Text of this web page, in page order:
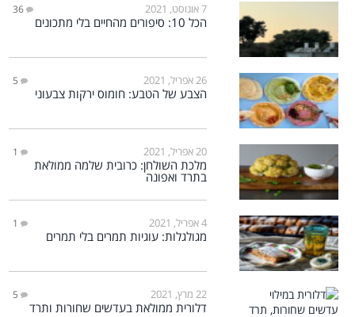
7 אוגוסט, 2021 36
הכל 10: סיפורים מהחיים בלי מתכונים
26 אפריל, 2021 5
הצבע של הטבע: חומוס ירקות צבעוני
20 אפריל, 2021 1
מלכת השולחן: כרובית שלמה ממולאת
בתרד ואפונה
4 אפריל, 2021 1
מגולגלות: עוגיות תמרים בלי תמרים
22 מרץ, 2021 5
דלורית ממולאת בעדשים שחורות ותרד